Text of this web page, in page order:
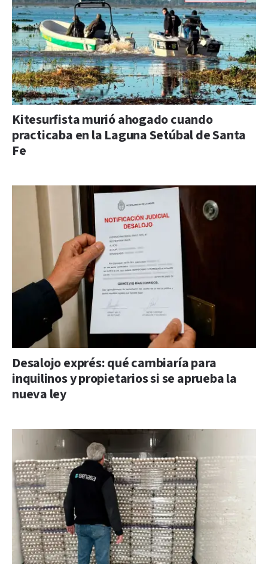
Kitesurfista murió ahogado cuando
practicaba en la Laguna Setúbal de Santa
Fe
Desalojo exprés: qué cambiaría para
inquilinos y propietarios si se aprueba la
nueva ley